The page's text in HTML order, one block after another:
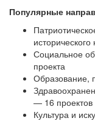
Популярные
Социальное
проекта
Образование,
— 16 проектов
Культура и